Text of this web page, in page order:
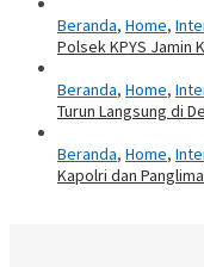
Beranda, Home,
Polsek KPYS Jamin
Beranda, Home,
Turun Langsung di
Beranda, Home,
Kapolri dan